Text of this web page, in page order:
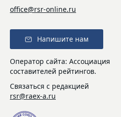
office@rsr-online.ru
Напишите нам
Оператор сайта: Ассоциация
составителей рейтингов.
Связаться с редакцией
rsr@raex-a.ru